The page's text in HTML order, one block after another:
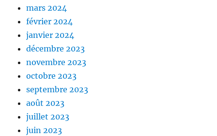
mars 2024
février 2024
janvier 2024
décembre 2023
novembre 2023
octobre 2023
septembre 2023
août 2023
juillet 2023
juin 2023